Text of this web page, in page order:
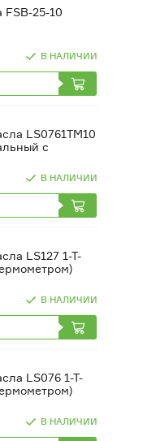
FSB-25-10
В НАЛИЧИИ
LS0761TM10
с
В НАЛИЧИИ
LS127 1-T-
В НАЛИЧИИ
LS076 1-T-
В НАЛИЧИИ